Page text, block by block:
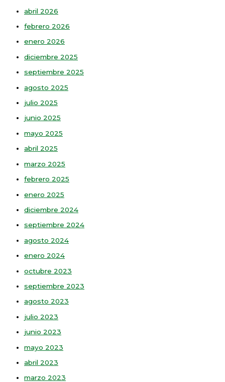
abril 2026
febrero 2026
enero 2026
diciembre 2025
septiembre 2025
agosto 2025
julio 2025
junio 2025
mayo 2025
abril 2025
marzo 2025
febrero 2025
enero 2025
diciembre 2024
septiembre 2024
agosto 2024
enero 2024
octubre 2023
septiembre 2023
agosto 2023
julio 2023
junio 2023
mayo 2023
abril 2023
marzo 2023